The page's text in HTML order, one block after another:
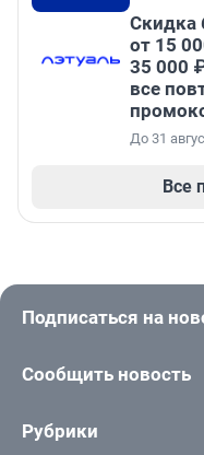
Скидка
от 15
35 000
все
До 31
Все
Подписаться на
Сообщить новость
Рубрики